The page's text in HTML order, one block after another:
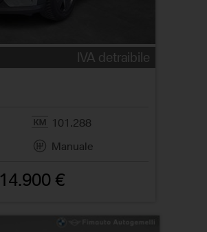
IVA detraibile
101.288
Manuale
14.900 €